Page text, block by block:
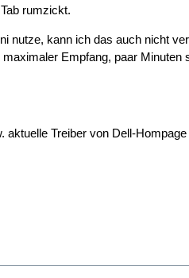
rumzickt.
nutze, kann ich das auch nicht
Empfang, paar Minuten
Treiber von Dell-